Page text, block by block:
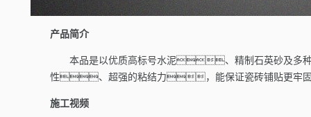
产品简介
本品是以优质高标号水泥、精制石英砂及多
性、超强的粘结力，能保证瓷砖铺贴
施工视频